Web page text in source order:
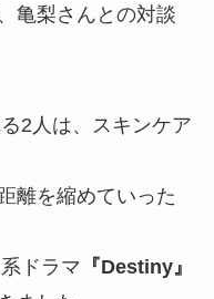
亀梨さんとの対談
2人は、スキンケア
離を縮めていった
ドラマ 『Destiny』